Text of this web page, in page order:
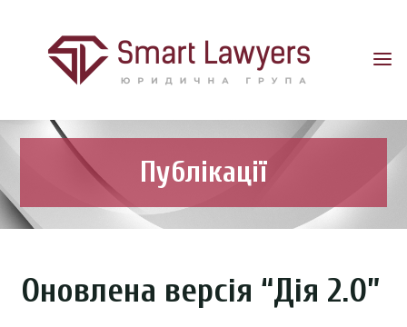
SMART
ДЯКУЄМО
РОЗУМІННЯ
Публікації
Оновлена версія “Дія 2.0”